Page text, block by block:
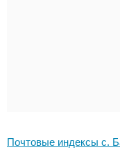
Почтовые индексы с.